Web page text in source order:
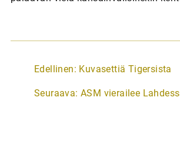
A
t
Edellinen: Kuvasettiä Tigersista
Seuraava: ASM vierailee